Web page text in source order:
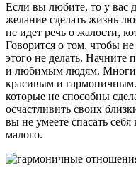
Если вы любите, то у вас
желание сделать жизнь
не идет речь о жалости,
Говорится о том, чтобы
этого не делать. Начните
и любимым людям. Многие
красивым и
которые не способны
осчастливить своих
вы не умеете спасать
малого.